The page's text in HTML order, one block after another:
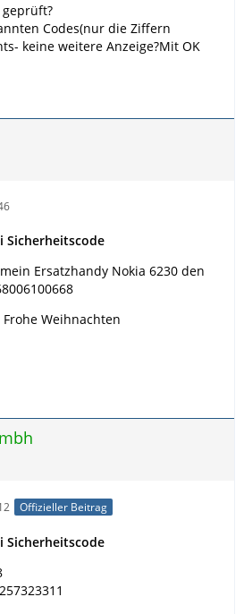
Codes(nur die Ziffern
keine weitere Anzeige?Mit OK
Sicherheitscode
Ersatzhandy Nokia 6230 den
Weihnachten
Offizieller Beitrag
Sicherheitscode